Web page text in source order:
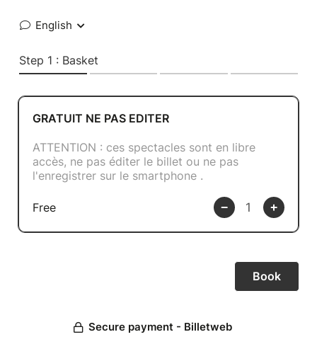
English
Step 1 : Basket
GRATUIT NE PAS EDITER
ATTENTION : ces spectacles sont en libre
accès, ne pas éditer le billet ou ne pas
l'enregistrer sur le smartphone .
Free
Secure payment - Billetweb